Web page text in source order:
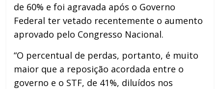
de 60% e foi agravada após o Governo
Federal ter vetado recentemente o aumento
aprovado pelo Congresso Nacional.
“O percentual de perdas, portanto, é muito
maior que a reposição acordada entre o
governo e o STF, de 41%, diluídos nos